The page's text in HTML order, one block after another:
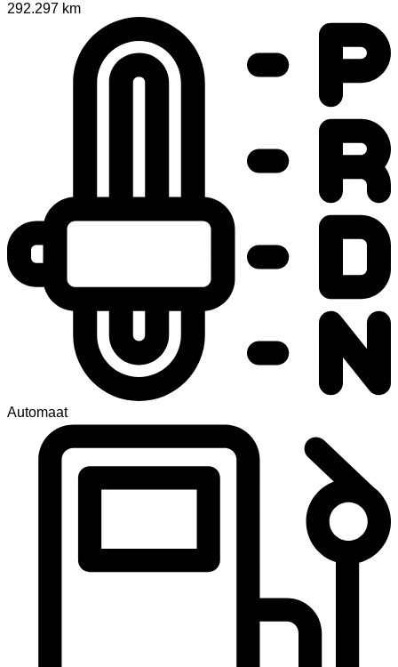
292.297 km
Automaat